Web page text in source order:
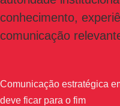
conhecimento,
comunicação
Comunicação estratégica
deve ficar para o fim